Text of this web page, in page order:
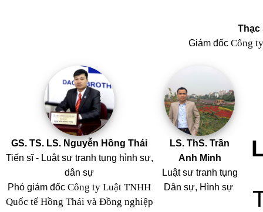
Thạc
Giám đốc Công
GS. TS. LS. Nguyễn Hồng Thái
Tiến sĩ - Luật sư tranh tụng hình sự,
dân sự
Phó giám đốc Công ty Luật TNHH
Quốc tế Hồng Thái và Đồng nghiệp
LS. ThS. Trần
Anh Minh
Luật sư tranh tụng
Dân sự, Hình sự